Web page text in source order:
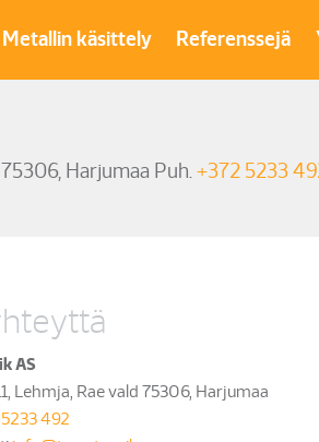
Metallin käsittely Referenssejä
Harjumaa Puh. +372 5233
AS
Lehmja, Rae vald 75306, Harjumaa
492